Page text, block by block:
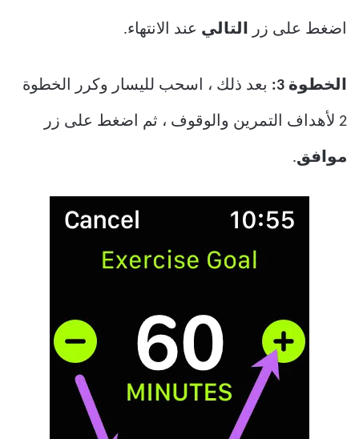
اضغط على زر التالي عند الانتهاء.
الخطوة 3: بعد ذلك ، اسحب لليسار وكرر الخطوة
2 لأهداف التمرين والوقوف ، ثم اضغط على زر
موافق.